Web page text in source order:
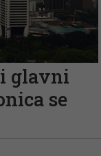
glavni
se